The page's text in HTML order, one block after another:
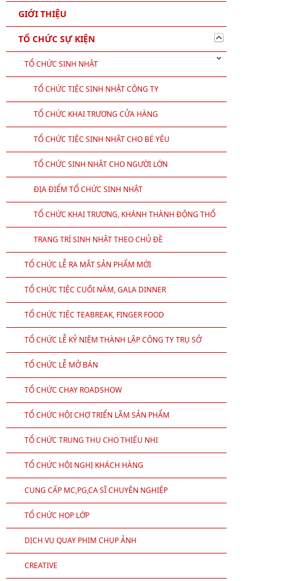
GIỚI THIỆU
TỔ CHỨC SỰ KIỆN
TỔ CHỨC SINH NHẬT
TỔ CHỨC TIỆC SINH NHẬT CÔNG TY
TỔ CHỨC KHAI TRƯƠNG CỬA HÀNG
TỔ CHỨC TIỆC SINH NHẬT CHO BÉ YÊU
TỔ CHỨC SINH NHẬT CHO NGƯỜI LỚN
ĐỊA ĐIỂM TỔ CHỨC SINH NHẬT
TỔ CHỨC KHAI TRƯƠNG, KHÁNH THÀNH ĐỘNG THỔ
TRANG TRÍ SINH NHẬT THEO CHỦ ĐỀ
TỔ CHỨC LỄ RA MẮT SẢN PHẨM MỚI
TỔ CHỨC TIỆC CUỐI NĂM, GALA DINNER
TỔ CHỨC TIỆC TEABREAK, FINGER FOOD
TỔ CHỨC LỄ KỶ NIỆM THÀNH LẬP CÔNG TY TRỤ SỞ
TỔ CHỨC LỄ MỞ BÁN
TỔ CHỨC CHẠY ROADSHOW
TỔ CHỨC HỘI CHỢ TRIỂN LÃM SẢN PHẨM
TỔ CHỨC TRUNG THU CHO THIẾU NHI
TỔ CHỨC HỘI NGHỊ KHÁCH HÀNG
CUNG CẤP MC,PG,CA SĨ CHUYÊN NGHIỆP
TỔ CHỨC HỌP LỚP
DỊCH VỤ QUAY PHIM CHỤP ẢNH
CREATIVE